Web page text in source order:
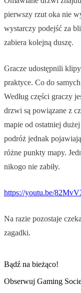
pierwszy rzut oka nie
wystarczy podejść za
zabiera kolejną duszę.
Gracze udostępnili
praktyce. Co do
Według części graczy
drzwi są powiązane z
mapie od ostatniej
podróż jednak
różne punkty mapy.
nikogo nie zabiły.
https://youtu.be/
Na razie pozostaje
zagadki.
Bądź na bieżąco!
Obserwuj Gaming